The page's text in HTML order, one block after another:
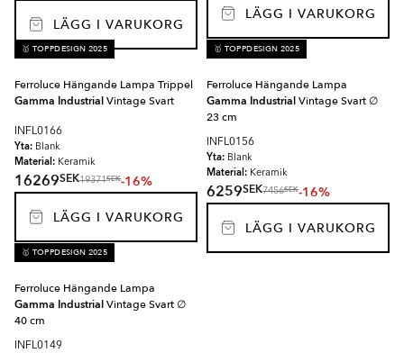
LÄGG I VARUKORG
LÄGG I VARUKORG
🥇 TOPPDESIGN 2025
Ferroluce Hängande Lampa Trippel
Gamma IndustrialVintage Svart
INFL0166
Yta: Blank
Material: Keramik
16269SEK19371SEK-16%
LÄGG I VARUKORG
🥇 TOPPDESIGN 2025
Ferroluce Hängande Lampa
Gamma IndustrialVintage Svart ∅
23 cm
INFL0156
Yta: Blank
Material: Keramik
6259SEK7456SEK-16%
LÄGG I VARUKORG
🥇 TOPPDESIGN 2025
Ferroluce Hängande Lampa
Gamma IndustrialVintage Svart ∅
40 cm
INFL0149